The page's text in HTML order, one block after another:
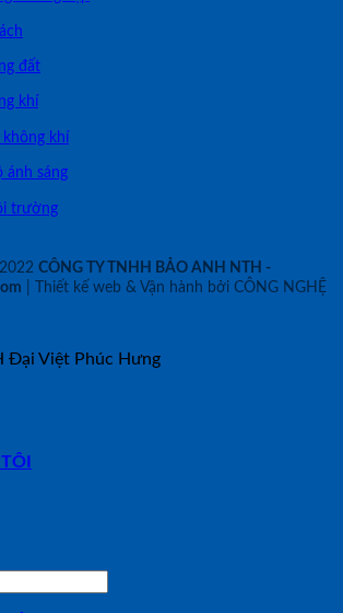
đất
khí
khí
ánh sáng
trường
CÔNG TY TNHH BẢO ANH NTH -
| Thiết kế web & Vận hành bởi CÔNG NGHỆ